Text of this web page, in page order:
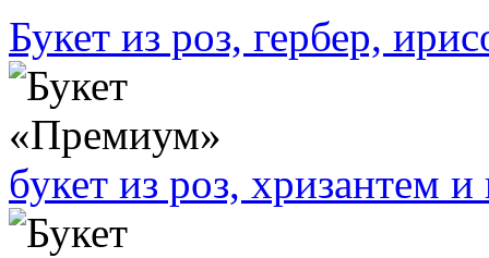
Букет из роз, гербер,
букет из роз, хризантем